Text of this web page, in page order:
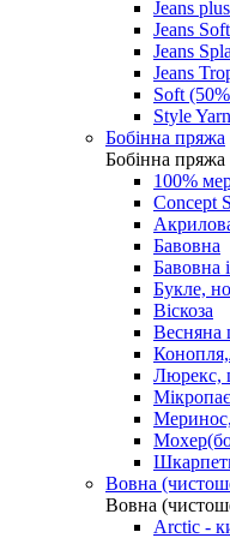
Jeans
Jeans
Jeans
Jeans
Soft
Style
Бобінна пряжа
Бобінна пряжа
100%
Concept
Бавовна
Бавовна
Букле,
Віскоза
Весняна
Люрекс,
Меринос,
Вовна
Вовна
Arctic -